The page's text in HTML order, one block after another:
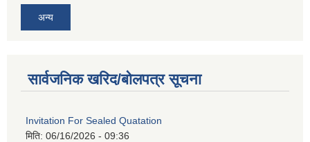
अन्य
सार्वजनिक खरिद/बोलपत्र सूचना
Invitation For Sealed Quatation
मिति: 06/16/2026 - 09:36